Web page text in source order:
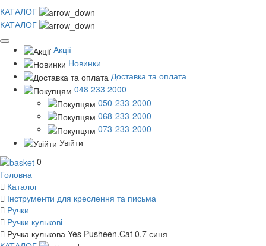
КАТАЛОГ
КАТАЛОГ
Акції
Новинки
Доставка та оплата
048 233 2000
050-233-2000
068-233-2000
073-233-2000
Увійти
0
Головна
Каталог
Інструменти для креслення та письма
Ручки
Ручки кулькові
Ручка кулькова Yes Pusheen.Cat 0,7 синя